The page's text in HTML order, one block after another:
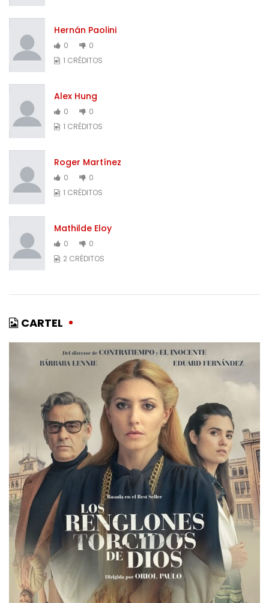
Hernán Paolini
0
0
1 CRÉDITOS
Alex Hung
0
0
1 CRÉDITOS
Roger Martínez
0
0
1 CRÉDITOS
Mathilde Eloy
0
0
2 CRÉDITOS
CARTEL